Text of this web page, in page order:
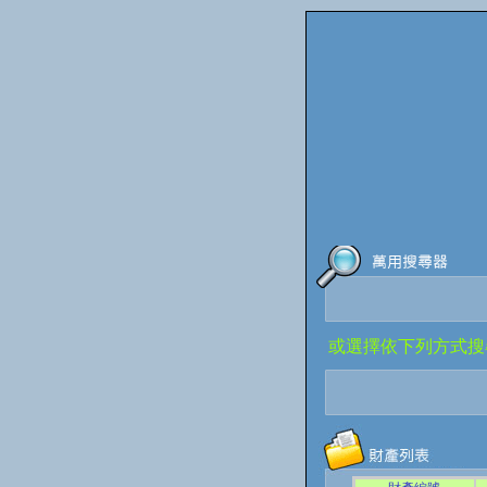
或選擇依下列方式